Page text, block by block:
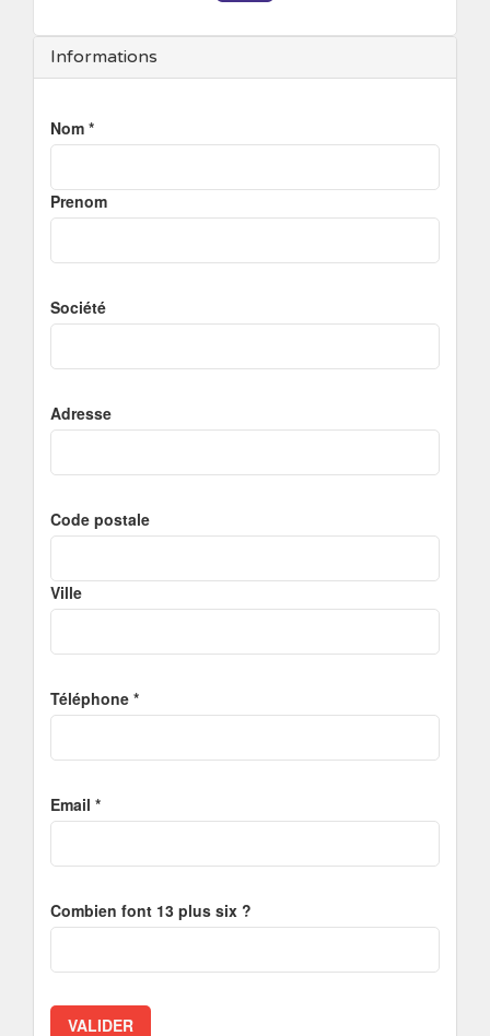
Informations
Nom *
Prenom
Société
Adresse
Code postale
Ville
Téléphone *
Email *
Combien font 13 plus six ?